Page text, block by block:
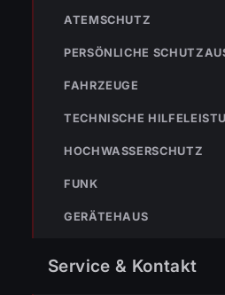
ATEMSCHUTZ
PERSÖNLICHE
FAHRZEUGE
TECHNISCHE
HOCHWASSERSCHUTZ
FUNK
GERÄTEHAUS
Service & Kontakt
Markus Bereiter